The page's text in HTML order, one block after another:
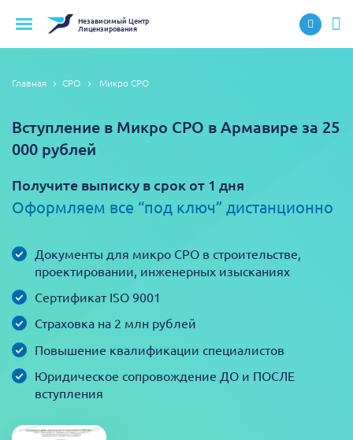
НезависимыйЦентр
Лицензирования
Главная СРО Микро СРО
Вступление в Микро СРО в Армавире за 25
000 рублей
Получите выписку в срок от 1 дня
Оформляем все “под ключ” дистанционно
Документы для микро СРО в строительстве,
проектировании, инженерных изысканиях
Сертификат ISO 9001
Страховка на 2 млн рублей
Повышение квалификации специалистов
Юридическое сопровождение ДО и ПОСЛЕ
вступления